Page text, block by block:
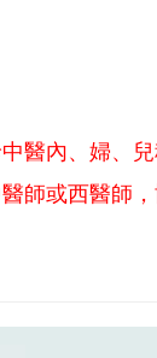
醫內、婦、兒
師或西醫師